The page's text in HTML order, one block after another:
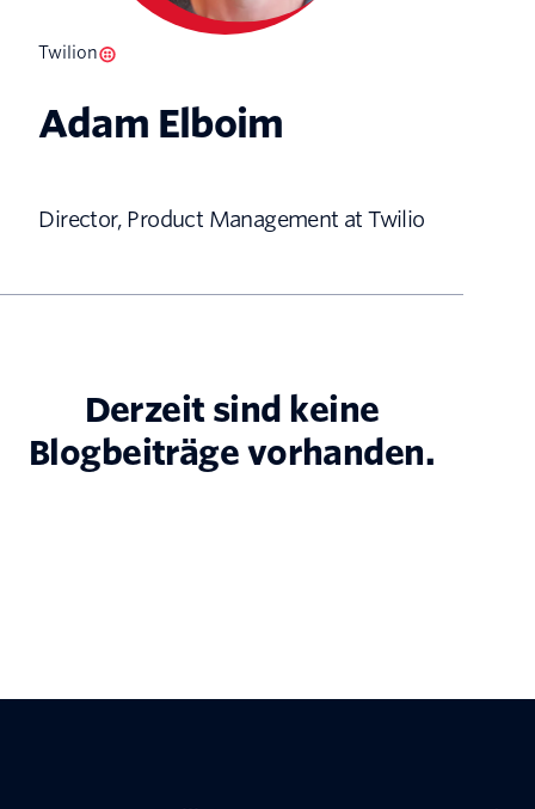
Twilion
Adam Elboim
Director, Product Management at Twilio
Derzeit sind keine
Blogbeiträge vorhanden.